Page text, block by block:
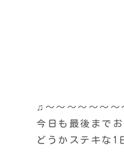
♫〜〜〜〜〜〜〜
今日も最後まで
どうかステキな